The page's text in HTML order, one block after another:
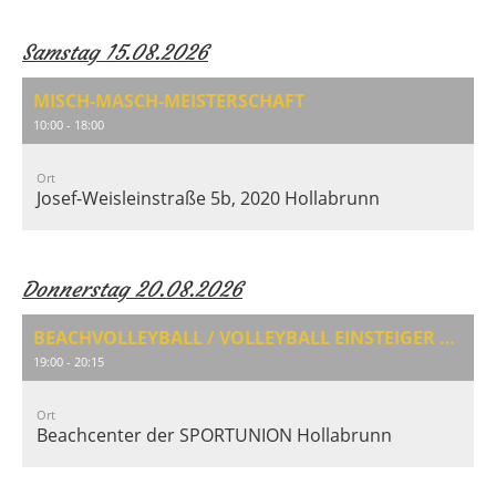
Samstag 15.08.2026
MISCH-MASCH-MEISTERSCHAFT
10:00 - 18:00
Ort
Josef-Weisleinstraße 5b, 2020 Hollabrunn
Donnerstag 20.08.2026
BEACHVOLLEYBALL / VOLLEYBALL EINSTEIGER & AUFFRISCHUNG
19:00 - 20:15
Ort
Beachcenter der SPORTUNION Hollabrunn